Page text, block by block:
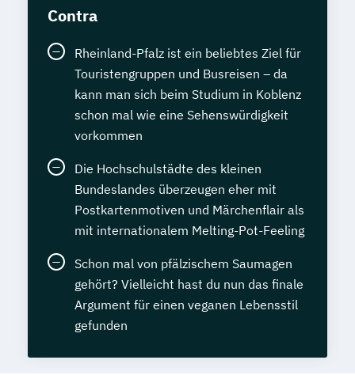
Contra
Rheinland-Pfalz ist ein beliebtes Ziel für
Touristengruppen und Busreisen – da
kann man sich beim Studium in Koblenz
schon mal wie eine Sehenswürdigkeit
vorkommen
Die Hochschulstädte des kleinen
Bundeslandes überzeugen eher mit
Postkartenmotiven und Märchenflair als
mit internationalem Melting-Pot-Feeling
Schon mal von pfälzischem Saumagen
gehört? Vielleicht hast du nun das finale
Argument für einen veganen Lebensstil
gefunden